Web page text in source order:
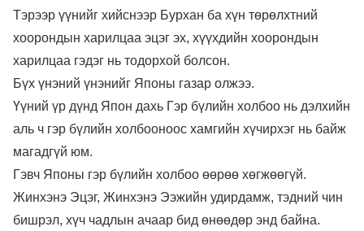
Тэрээр үүнийг хийснээр Бурхан ба хүн төрөлхтний
хоорондын харилцаа эцэг эх, хүүхдийн хоорондын
харилцаа гэдэг нь тодорхой болсон.
Бүх үнэний үнэнийг Японы газар олжээ.
Үүний үр дүнд Япон дахь Гэр бүлийн холбоо нь дэлхийн
аль ч гэр бүлийн холбооноос хамгийн хүчирхэг нь байж
магадгүй юм.
Гэвч Японы гэр бүлийн холбоо өөрөө хөгжөөгүй.
Жинхэнэ Эцэг, Жинхэнэ Ээжийн удирдамж, тэдний чин
бишрэл, хүч чадлын ачаар бид өнөөдөр энд байна.